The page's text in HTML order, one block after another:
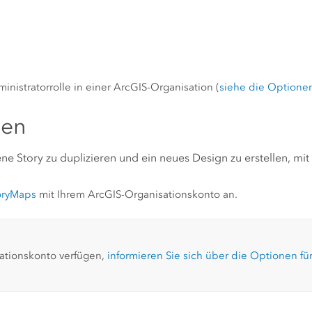
in einer ArcGIS-Organisation (siehe die
Story zu duplizieren und ein neues Design zu erstellen,
mit Ihrem ArcGIS-Organisationskonto an.
verfügen, informieren Sie sich über die Optionen